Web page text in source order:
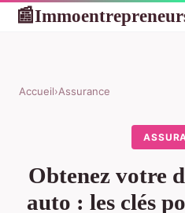
📰
Accueil›Assurance
Obtenez votre
auto : les clés